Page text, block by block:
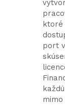
ktoré
port